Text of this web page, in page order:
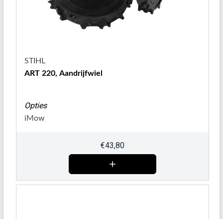
STIHL
ART 220, Aandrijfwiel
Opties
iMow
€43,80